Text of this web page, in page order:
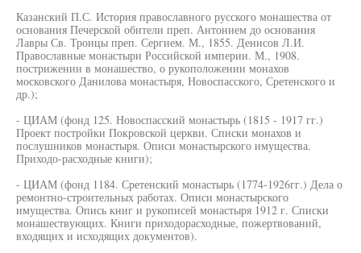
Казанский П.С. История православного русского монашества от
основания Печерской обители преп. Антонием до основания
Лавры Св. Троицы преп. Сергием. М., 1855. Денисов Л.И.
Православные монастыри Российской империи. М., 1908.
пострижении в монашество, о рукоположении монахов
московского Данилова монастыря, Новоспасского, Сретенского и
др.);
- ЦИАМ (фонд 125. Новоспасский монастырь (1815 - 1917 гг.)
Проект постройки Покровской церкви. Списки монахов и
послушников монастыря. Описи монастырского имущества.
Приходо-расходные книги);
- ЦИАМ (фонд 1184. Сретенский монастырь (1774-1926гг.) Дела о
ремонтно-строительных работах. Описи монастырского
имущества. Опись книг и рукописей монастыря 1912 г. Списки
монашествующих. Книги приходорасходные, пожертвований,
входящих и исходящих документов).